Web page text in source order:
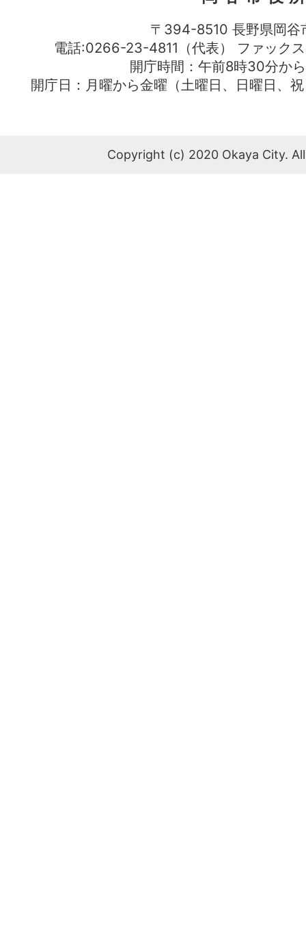
〒394-8510 長野県岡谷
電話:0266-23-4811（代表） ファッ
開庁時間：午前8時30分か
開庁日：月曜から金曜（土曜日、日曜日、
Copyright (c) 2020 Okaya City.